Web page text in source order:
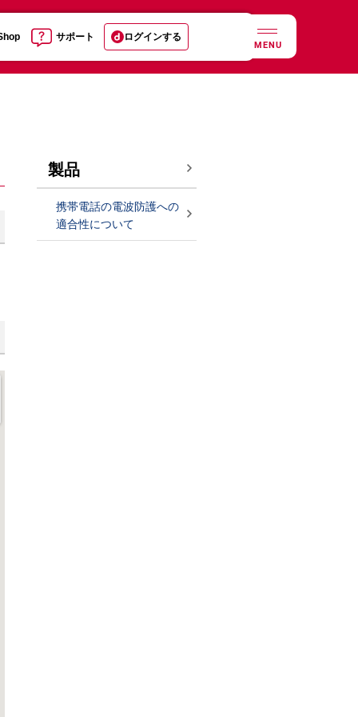
サポート ログインする
MENU
製品
携帯電話の電波防護への
適合性について